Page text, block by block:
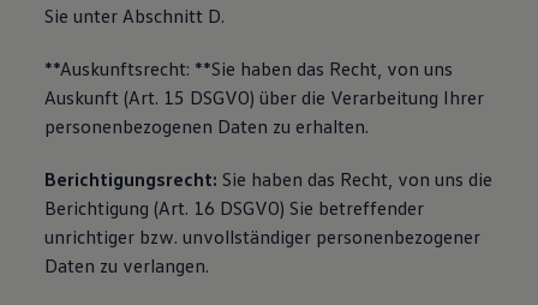
Sie unter Abschnitt D.
**Auskunftsrecht: **Sie haben das Recht, von uns
Auskunft (Art. 15 DSGVO) über die Verarbeitung Ihrer
personenbezogenen Daten zu erhalten.
Berichtigungsrecht: Sie haben das Recht, von uns die
Berichtigung (Art. 16 DSGVO) Sie betreffender
unrichtiger bzw. unvollständiger personenbezogener
Daten zu verlangen.